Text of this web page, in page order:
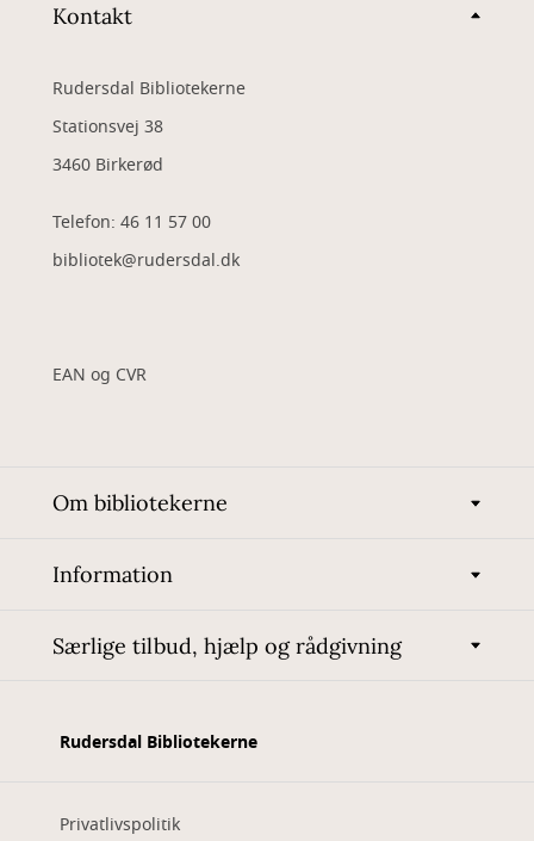
Kontakt
Rudersdal Bibliotekerne
Stationsvej 38
3460 Birkerød
Telefon: 46 11 57 00
bibliotek@rudersdal.dk
EAN og CVR
Om bibliotekerne
Information
Særlige tilbud, hjælp og rådgivning
Rudersdal Bibliotekerne
Privatlivspolitik